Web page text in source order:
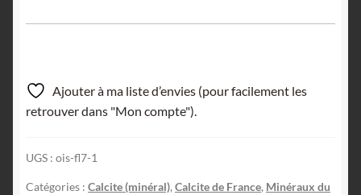
Ajouter à ma liste d’envies (pour facilement les
retrouver dans "Mon compte").
UGS : ois-fl7-1
Catégories : Calcite (minéral), Calcite de France, Minéraux du